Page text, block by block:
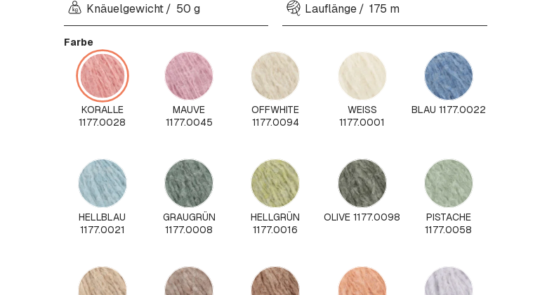
Knäuelgewicht 50 g Lauflänge 175 m
Farbe
KORALLE
1177.0028
MAUVE
1177.0045
OFFWHITE
1177.0094
WEISS
1177.0001
BLAU 1177.0022
HELLBLAU
1177.0021
GRAUGRÜN
1177.0008
HELLGRÜN
1177.0016
OLIVE 1177.0098
PISTACHE
1177.0058